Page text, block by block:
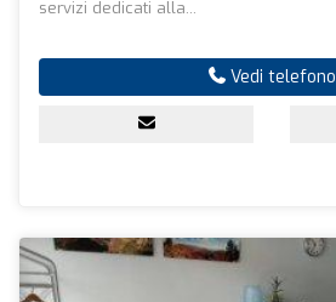
servizi dedicati alla...
Vedi telefono